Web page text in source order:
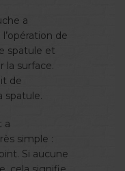
a
de
spatule et
la surface.
de
spatule.
a
simple :
Si aucune